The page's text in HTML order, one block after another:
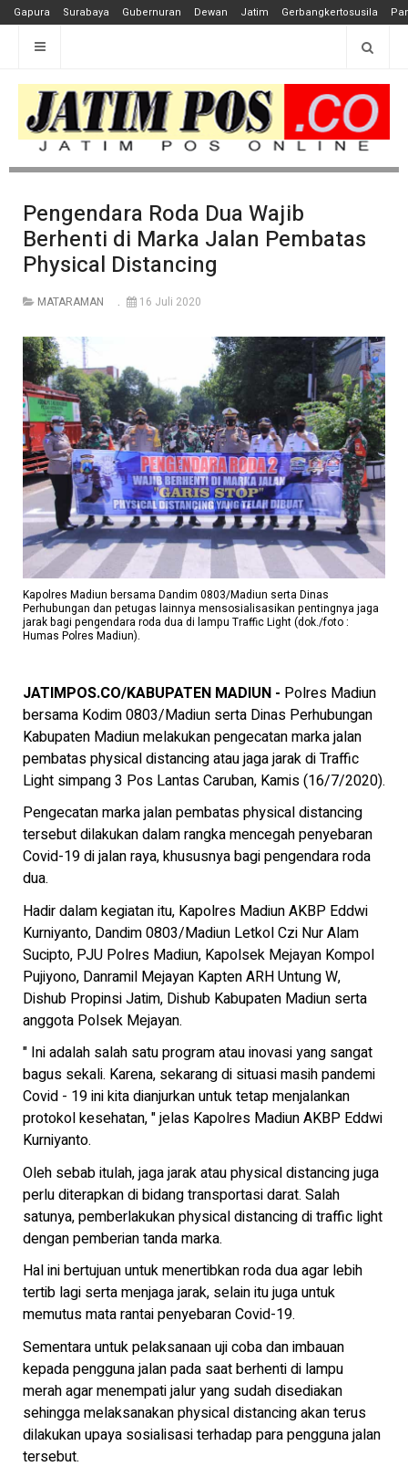
Gapura Surabaya Gubernuran Dewan Jatim Gerbangkertosusila
Pengendara Roda Dua Wajib
Berhenti di Marka Jalan Pembatas
Physical Distancing
MATARAMAN 16 Juli 2020
Kapolres Madiun bersama Dandim 0803/Madiun serta Dinas
Perhubungan dan petugas lainnya mensosialisasikan pentingnya jaga
jarak bagi pengendara roda dua di lampu Traffic Light (dok./foto :
Humas Polres Madiun).
JATIMPOS.CO/KABUPATEN MADIUN - Polres Madiun
bersama Kodim 0803/Madiun serta Dinas Perhubungan
Kabupaten Madiun melakukan pengecatan marka jalan
pembatas physical distancing atau jaga jarak di Traffic
Light simpang 3 Pos Lantas Caruban, Kamis (16/7/2020).
Pengecatan marka jalan pembatas physical distancing
tersebut dilakukan dalam rangka mencegah penyebaran
Covid-19 di jalan raya, khususnya bagi pengendara roda
dua.
Hadir dalam kegiatan itu, Kapolres Madiun AKBP Eddwi
Kurniyanto, Dandim 0803/Madiun Letkol Czi Nur Alam
Sucipto, PJU Polres Madiun, Kapolsek Mejayan Kompol
Pujiyono, Danramil Mejayan Kapten ARH Untung W,
Dishub Propinsi Jatim, Dishub Kabupaten Madiun serta
anggota Polsek Mejayan.
" Ini adalah salah satu program atau inovasi yang sangat
bagus sekali. Karena, sekarang di situasi masih pandemi
Covid - 19 ini kita dianjurkan untuk tetap menjalankan
protokol kesehatan, " jelas Kapolres Madiun AKBP Eddwi
Kurniyanto.
Oleh sebab itulah, jaga jarak atau physical distancing juga
perlu diterapkan di bidang transportasi darat. Salah
satunya, pemberlakukan physical distancing di traffic light
dengan pemberian tanda marka.
Hal ini bertujuan untuk menertibkan roda dua agar lebih
tertib lagi serta menjaga jarak, selain itu juga untuk
memutus mata rantai penyebaran Covid-19.
Sementara untuk pelaksanaan uji coba dan imbauan
kepada pengguna jalan pada saat berhenti di lampu
merah agar menempati jalur yang sudah disediakan
sehingga melaksanakan physical distancing akan terus
dilakukan upaya sosialisasi terhadap para pengguna jalan
tersebut.